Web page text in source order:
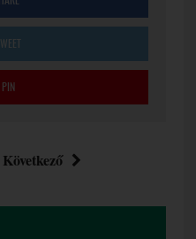
PIN
Következő